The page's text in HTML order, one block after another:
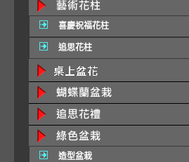
喜慶祝福花柱
追思花柱
造型盆栽